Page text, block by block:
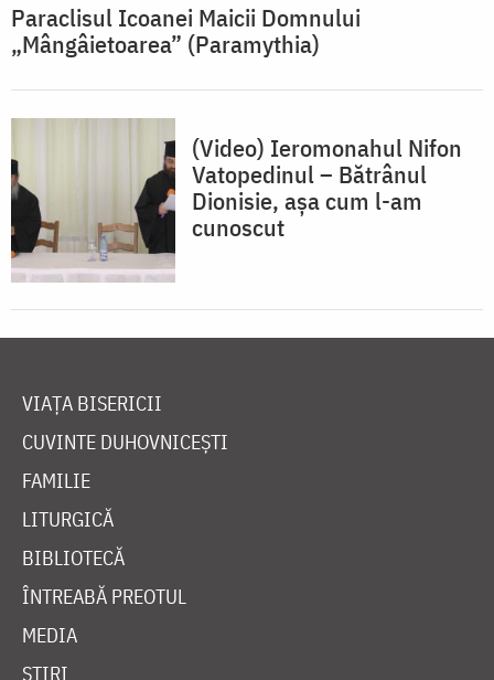
Paraclisul Icoanei Maicii Domnului
„Mângâietoarea” (Paramythia)
(Video) Ieromonahul Nifon
Vatopedinul – Bătrânul
Dionisie, așa cum l-am
cunoscut
VIAȚA BISERICII
CUVINTE DUHOVNICEȘTI
FAMILIE
LITURGICĂ
BIBLIOTECĂ
ÎNTREABĂ PREOTUL
MEDIA
ȘTIRI